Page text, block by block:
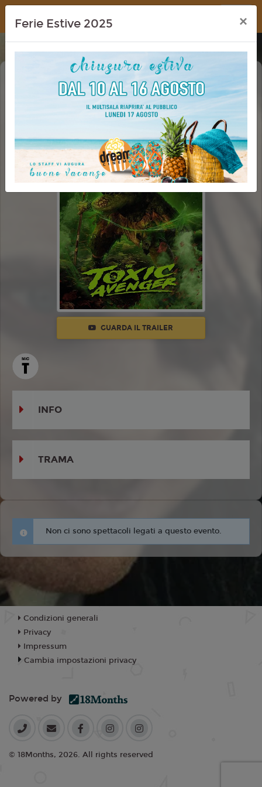
Dream Cinema
THE TOXIC AVENGER
GUARDA IL TRAILER
INFO
TRAMA
Non ci sono spettacoli legati a questo evento.
Ferie Estive 2025 ×
Condizioni generali
Privacy
Impressum
Cambia impostazioni privacy
Powered by
© 18Months, 2026. All rights reserved